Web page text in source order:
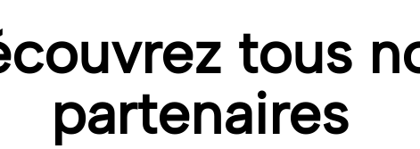
tous
partenaires